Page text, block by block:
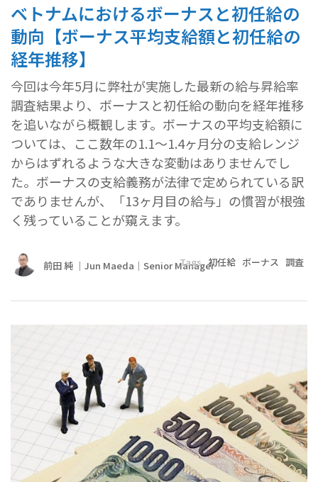
ベトナムにおけるボーナスと初任給の
動向【ボーナス平均支給額と初任給の
経年推移】
今回は今年5月に弊社が実施した最新の給与昇給率
調査結果より、ボーナスと初任給の動向を経年推移
を追いながら概観します。ボーナスの平均支給額に
ついては、ここ数年の1.1～1.4ヶ月分の支給レンジ
からはずれるような大きな変動はありませんでし
た。ボーナスの支給義務が法律で定められている訳
でありませんが、「13ヶ月目の給与」の慣習が根強
く残っていることが窺えます。
前田 純 ｜Jun Maeda｜Senior Manager
Tags 初任給 ボーナス 調査